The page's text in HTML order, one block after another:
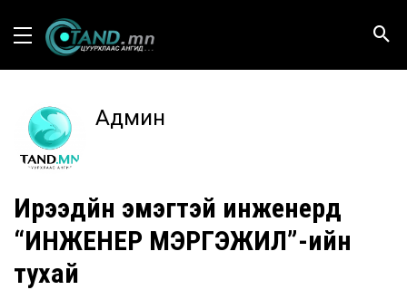
Админ
Ирээдүйн эмэгтэй инженерүүд
“ИНЖЕНЕР МЭРГЭЖИЛ”-ийн
тухай